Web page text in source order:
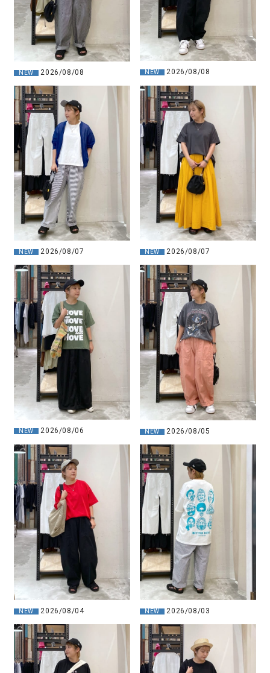
NEW 2026/08/08 NEW 2026/08/08
NEW 2026/08/07 NEW 2026/08/07
NEW 2026/08/06 NEW 2026/08/05
NEW 2026/08/04 NEW 2026/08/03